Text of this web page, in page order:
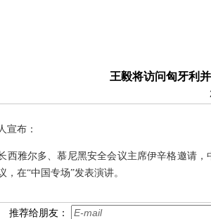
王毅将访问匈牙利
宣布：
西雅尔多、慕尼黑安全会议主席伊辛格邀请
，在“中国专场”发表演讲。
推荐给朋友：